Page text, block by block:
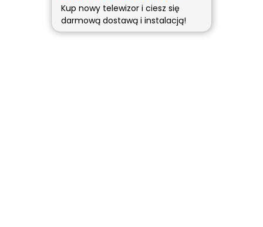
Kup nowy telewizor i ciesz się
darmową dostawą i instalacją!